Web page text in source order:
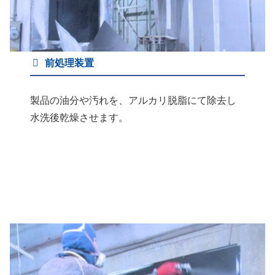
前処理装置
製品の油分や汚れを、アルカリ脱脂にて除去し
水洗後乾燥させます。